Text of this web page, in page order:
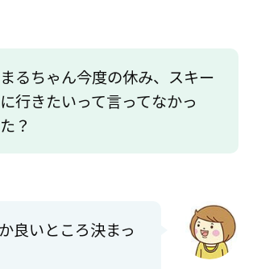
まるちゃん今度の休み、スキー
に行きたいって言ってなかっ
た？
良いところ決まっ